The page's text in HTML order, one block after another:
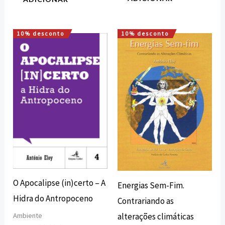
10% desconto
O Apocalipse (in)certo – A
Hidra do Antropoceno
Ambiente
O
original
era:
12,00 €.
O
atual
é:
10,80 €.
10% desconto
Energias Sem-Fim.
Contrariando as
alterações climáticas
O
preço
original
era:
10,00 €.
O
preço
atual
é:
9,00 €.